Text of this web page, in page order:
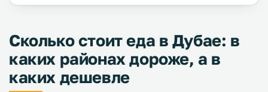
Сколько стоит еда в Дубае: в
каких районах дороже, а в
каких дешевле